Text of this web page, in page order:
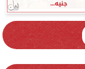
جنيه...